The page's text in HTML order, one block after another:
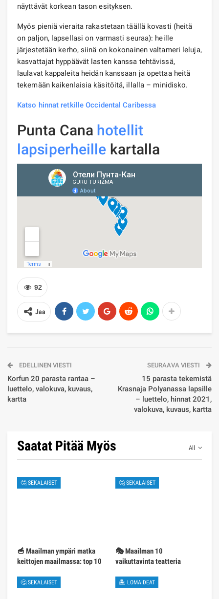
näyttävät korkean tason esityksen.
Myös pieniä vieraita rakastetaan täällä kovasti (heitä
on paljon, lapsellasi on varmasti seuraa): heille
järjestetään kerho, siinä on kokonainen valtameri leluja,
kasvattajat hyppäävät lasten kanssa tehtävissä,
laulavat kappaleita heidän kanssaan ja opettaa heitä
tekemään kaikenlaisia ​​käsitöitä, illalla – minidisko.
Katso hinnat retkille Occidental Caribessa
Punta Cana hotellit
lapsiperheille kartalla
92
Jaa
EDELLINEN VIESTI
Korfun 20 parasta rantaa –
luettelo, valokuva, kuvaus,
kartta
SEURAAVA VIESTI
15 parasta tekemistä
Krasnaja Polyanassa lapsille
– luettelo, hinnat 2021,
valokuva, kuvaus, kartta
All
Saatat Pitää Myös
🤔 SEKALAISET
🥣 Maailman ympäri matka
keittojen maailmassa: top 10
🤔 SEKALAISET
🎭 Maailman 10
vaikuttavinta teatteria
🤔 SEKALAISET 🏝 LOMAIDEAT